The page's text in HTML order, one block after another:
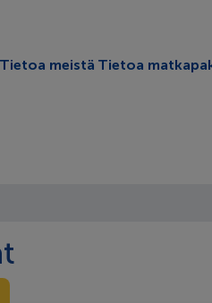
Tietoa meistä Tietoa